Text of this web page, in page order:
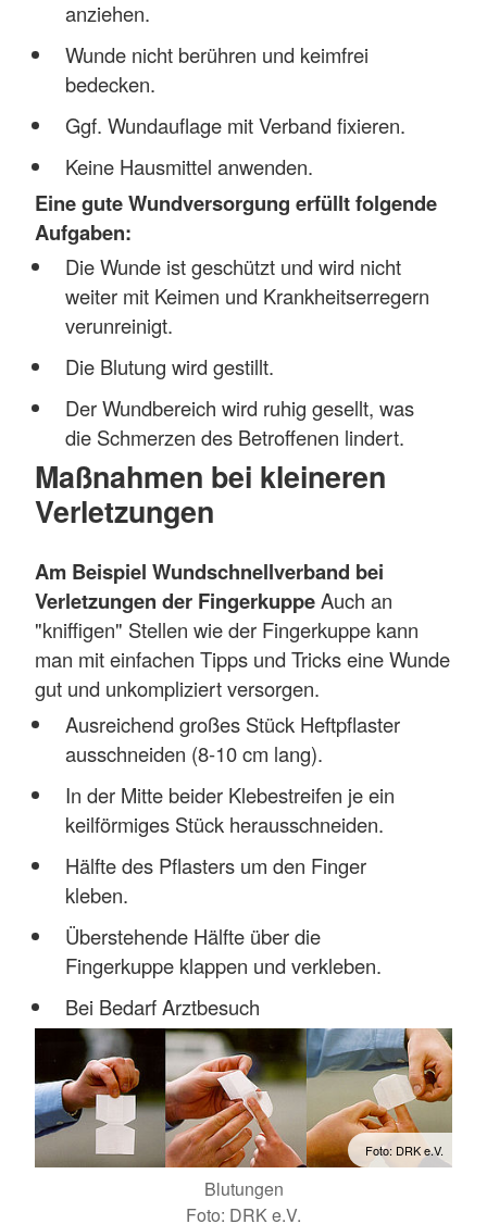
Foto: DRK e.V.
Blutungen
Foto: DRK e.V.
anziehen.
Wunde nicht berühren und keimfrei
bedecken.
Ggf. Wundauflage mit Verband fixieren.
Keine Hausmittel anwenden.
Eine gute Wundversorgung erfüllt folgende
Aufgaben:
Die Wunde ist geschützt und wird nicht
weiter mit Keimen und Krankheitserregern
verunreinigt.
Die Blutung wird gestillt.
Der Wundbereich wird ruhig gesellt, was
die Schmerzen des Betroffenen lindert.
Maßnahmen bei kleineren
Verletzungen
Am Beispiel Wundschnellverband bei
Verletzungen der FingerkuppeAuch an
"kniffigen" Stellen wie der Fingerkuppe kann
man mit einfachen Tipps und Tricks eine Wunde
gut und unkompliziert versorgen.
Ausreichend großes Stück Heftpflaster
ausschneiden (8-10 cm lang).
In der Mitte beider Klebestreifen je ein
keilförmiges Stück herausschneiden.
Hälfte des Pflasters um den Finger
kleben.
Überstehende Hälfte über die
Fingerkuppe klappen und verkleben.
Bei Bedarf Arztbesuch